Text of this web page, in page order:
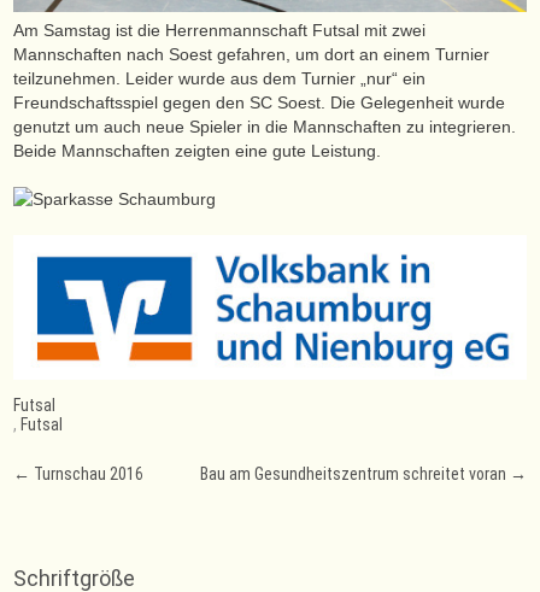
Am Samstag ist die Herrenmannschaft Futsal mit zwei
Mannschaften nach Soest gefahren, um dort an einem Turnier
teilzunehmen. Leider wurde aus dem Turnier „nur“ ein
Freundschaftsspiel gegen den SC Soest. Die Gelegenheit wurde
genutzt um auch neue Spieler in die Mannschaften zu integrieren.
Beide Mannschaften zeigten eine gute Leistung.
Futsal
,Futsal
Post
← Turnschau 2016 Bau am Gesundheitszentrum schreitet voran →
Schriftgröße